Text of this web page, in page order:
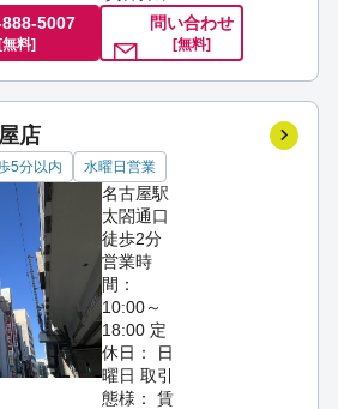
5007
料]
問い合わせ
[無料]
店
5分以内 水曜日営業
名古屋駅
太閤通口
徒歩2分
営業時
間：
10:00～
18:00 定
休日： 日
曜日 取引
態様： 賃